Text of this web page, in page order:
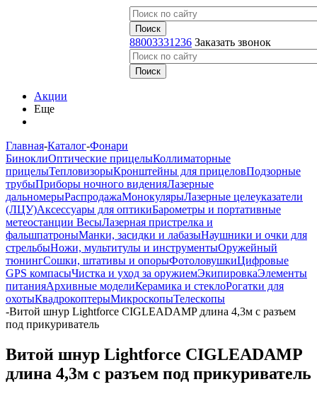
88003331236 Заказать звонок
Акции
Еще
Главная-Каталог-Фонари
БиноклиОптические прицелыКоллиматорные
прицелыТепловизорыКронштейны для прицеловПодзорные
трубыПриборы ночного виденияЛазерные
дальномерыРаспродажаМонокулярыЛазерные целеуказатели
(ЛЦУ)Аксессуары для оптикиБарометры и портативные
метеостанции ВесыЛазерная пристрелка и
фальшпатроныМанки, засидки и лабазыНаушники и очки для
стрельбыНожи, мультитулы и инструментыОружейный
тюнингСошки, штативы и опорыФотоловушкиЦифровые
GPS компасыЧистка и уход за оружиемЭкипировкаЭлементы
питанияАрхивные моделиКерамика и стеклоРогатки для
охотыКвадрокоптерыМикроскопыТелескопы
-Витой шнур Lightforce CIGLEADAMP длина 4,3м с разъем
под прикуриватель
Витой шнур Lightforce CIGLEADAMP
длина 4,3м с разъем под прикуриватель